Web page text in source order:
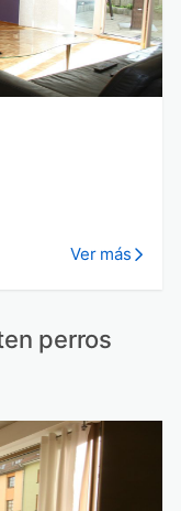
Ver más
perros